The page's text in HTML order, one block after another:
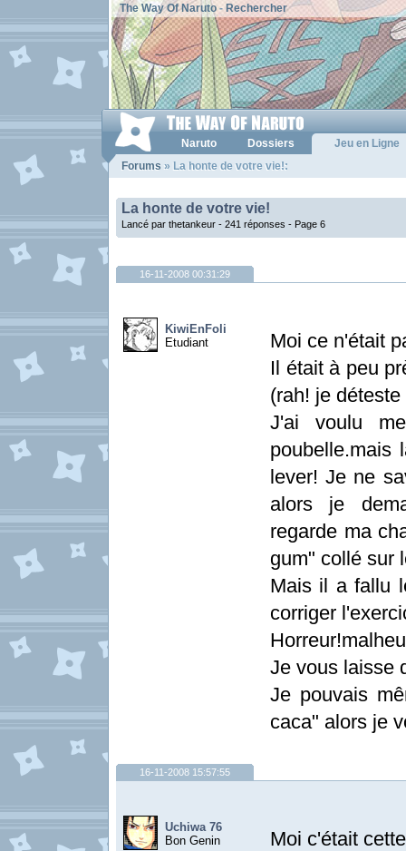
The Way Of Naruto- Rechercher
Naruto Dossiers
Jeu en Ligne
Forums » La honte de votre vie!:
La honte de votre vie!
Lancé par thetankeur - 241 réponses - Page 6
16-11-2008 00:31:29
KiwiEnFoli
Etudiant
Moi ce n'était
Il était à peu
(rah! je
J'ai voulu
poubelle.mais
lever! Je ne
alors je
regarde ma
gum" collé sur
Mais il a fallu
corriger
Je vous laisse
Je pouvais
caca" alors je
16-11-2008 15:57:55
Uchiwa 76
Bon Genin
Moi c'était